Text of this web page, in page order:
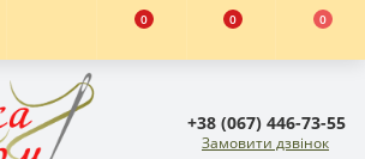
0 0 0
+38 (067) 446-73-55
Замовити дзвінок